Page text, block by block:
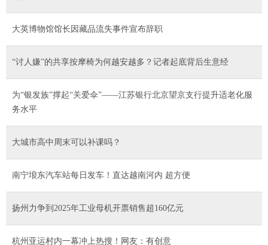
大英博物馆馆长因藏品流失事件宣布辞职
“讨人嫌”的共享按摩椅为何越安越多？记者起底背后生意经
为“银发族”撑起“关爱伞”——江苏银行北京望京支行提升适老化服
务水平
大城市高中周末可以补课吗？
南宁埌东汽车站每日发车！直达越南河内 超方便
扬州力争到2025年工业母机开票销售超160亿元
杭州亚运村内一幕冲上热搜！网友：有创意